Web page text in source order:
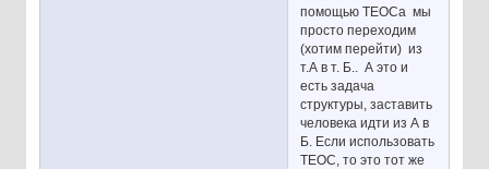
помощью ТЕОСа мы
просто переходим
(хотим перейти) из
т.А в т. Б.. А это и
есть задача
структуры, заставить
человека идти из А в
Б. Если использовать
ТЕОС, то это тот же